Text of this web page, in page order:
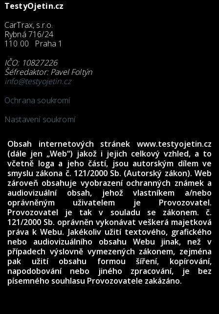
TestyOjetin.cz
CarTrax, s.r.o.
Rybná 716/24
110 00 Praha 1
IČO: 10827226
Šéfredaktor: Pavel Foltýn
info@testyojetin.cz
Ochrana soukromí
Nastavení soukromí
Obsah internetových stránek www.testyojetin.cz
(dále jen „Web“) jakož i jejich celkový vzhled, a to
včetně loga a jeho částí, jsou autorským dílem ve
smyslu zákona č. 121/2000 Sb. (Autorský zákon). Web
zároveň obsahuje vyobrazení ochranných známek a
audiovizuální obsah, jehož vlastníkem a/nebo
oprávněným uživatelem je Provozovatel.
Provozovatel je tak v souladu se zákonem. č.
121/2000 Sb. oprávněn vykonávat veškerá majetková
práva k Webu. Jakékoliv užití textového, grafického
nebo audiovizuálního obsahu Webu jinak, než v
případech výslovně vymezených zákonem, zejména
pak užití obsahu formou šíření, kopírování,
napodobování nebo jiného zpracování, je bez
písemného souhlasu Provozovatele zakázáno.